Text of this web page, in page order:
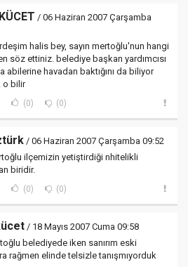
/ 06 Haziran 2007 Çarşamba
halis bey, sayın mertoğlu'nun hangi
söz ettiniz. belediye başkan yardımcısı
abilerine havadan baktığını da biliyor
o bilir
(0) (0)
/ 06 Haziran 2007 Çarşamba 09:52
ilçemizin yetiştirdiği nhitelikli
biridir.
(0) (0)
/ 18 Mayıs 2007 Cuma 09:58
belediyede iken sanırım eski
rağmen elinde telsizle tanışmıyorduk